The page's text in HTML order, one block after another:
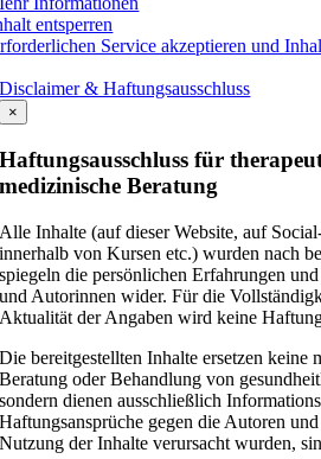
entsperren
Service akzeptieren und
Disclaimer & Haftungsausschluss
×
Haftungsausschluss für
medizinische Beratung
Alle Inhalte (auf dieser Website, auf
innerhalb von Kursen etc.) wurden nach
spiegeln die persönlichen Erfahrungen
und Autorinnen wider. Für die
Aktualität der Angaben wird keine
Die bereitgestellten Inhalte ersetzen keine
Beratung oder Behandlung von
sondern dienen ausschließlich
Haftungsansprüche gegen die Autoren
Nutzung der Inhalte verursacht wurden,